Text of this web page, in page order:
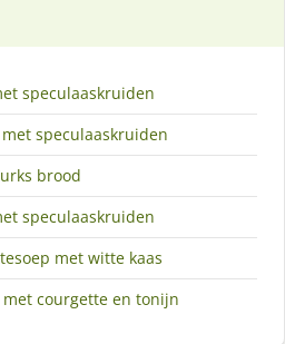
speculaaskruiden
speculaaskruiden
brood
speculaaskruiden
met witte kaas
courgette en tonijn